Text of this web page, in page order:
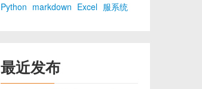
Python markdown Excel 服系统
最近发布